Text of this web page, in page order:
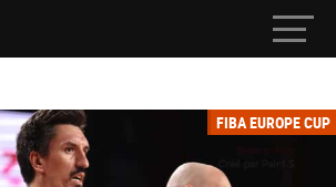
FIBA EUROPE CUP